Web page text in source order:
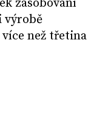
zásobování
výrobě
než třetina